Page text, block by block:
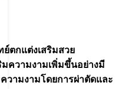
ตกแต่งเสริมสวย
ความงามเพิ่มขึ้นอย่างมี
วามงามโดยการผ่าตัดและ